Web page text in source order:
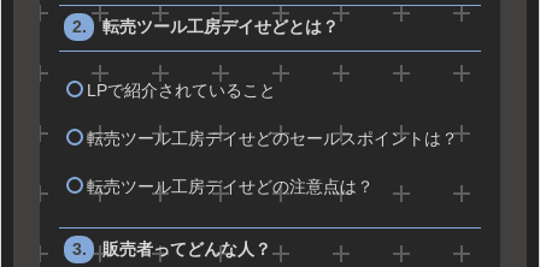
転売ツール工房デイせどとは？
LPで紹介されていること
転売ツール工房デイせどのセールスポイントは？
転売ツール工房デイせどの注意点は？
販売者ってどんな人？